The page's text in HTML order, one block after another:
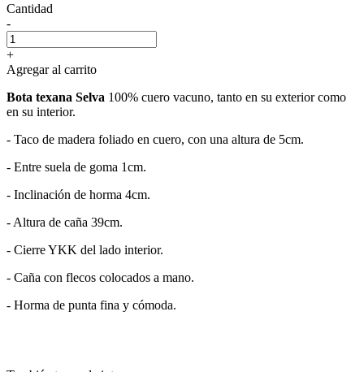
Cantidad
-
+
Agregar al carrito
Bota texana Selva 100% cuero vacuno, tanto en su exterior como
en su interior.
- Taco de madera foliado en cuero, con una altura de 5cm.
- Entre suela de goma 1cm.
- Inclinación de horma 4cm.
- Altura de caña 39cm.
- Cierre YKK del lado interior.
- Caña con flecos colocados a mano.
- Horma de punta fina y cómoda.